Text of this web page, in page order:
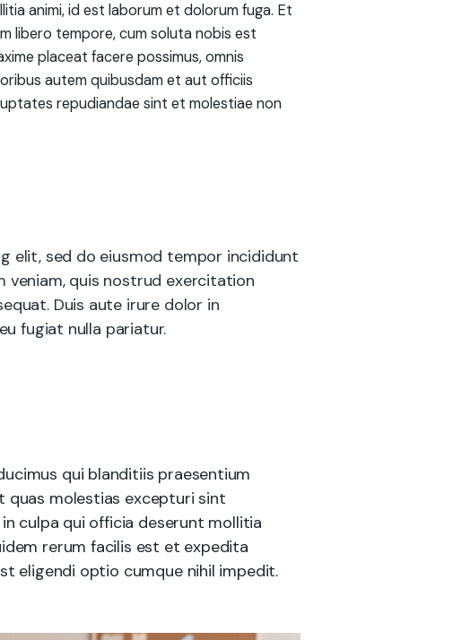
animi, id est laborum et dolorum fuga. Et
libero tempore, cum soluta nobis est
placeat facere possimus, omnis
autem quibusdam et aut officiis
repudiandae sint et molestiae non
elit, sed do eiusmod tempor incididunt
veniam, quis nostrud exercitation
Duis aute irure dolor in
fugiat nulla pariatur.
qui blanditiis praesentium
molestias excepturi sint
culpa qui officia deserunt mollitia
rerum facilis est et expedita
eligendi optio cumque nihil impedit.